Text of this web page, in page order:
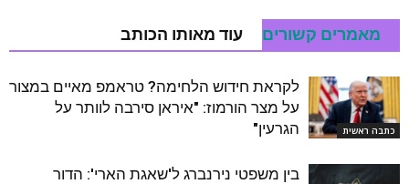
מאמרים קשורים עוד מאותו הכותב
כתבה ראשית
לקראת חידוש הלחימה? טראמפ מאיים במצור
על מצר הורמוז: "איראן סירבה לוותר על
הגרעין"
בין משפטי נירנברג ל'שאגת הארי': הדור